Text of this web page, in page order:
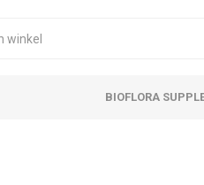
BIOFLORA